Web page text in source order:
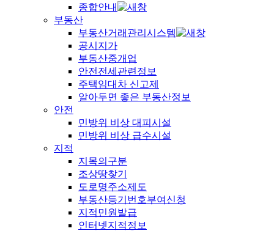
종합안내
부동산
부동산거래관리시스템
공시지가
부동산중개업
안전전세관련정보
주택임대차 신고제
알아두면 좋은 부동산정보
안전
민방위 비상 대피시설
민방위 비상 급수시설
지적
지목의구분
조상땅찾기
도로명주소제도
부동산등기번호부여신청
지적민원발급
인터넷지적정보